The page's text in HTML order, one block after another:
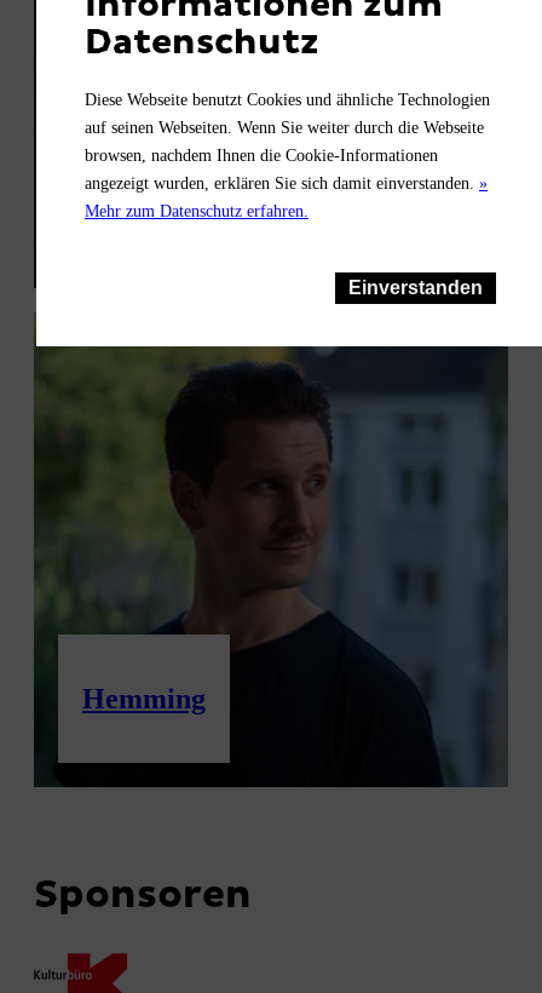
EEPH
Hemming
Sponsoren
Datenschutz
Diese Webseite benutzt Cookies und ähnliche Technologien
auf seinen Webseiten. Wenn Sie weiter durch die Webseite
browsen, nachdem Ihnen die Cookie-Informationen
angezeigt wurden, erklären Sie sich damit einverstanden. »
Mehr zum Datenschutz erfahren.
Einverstanden